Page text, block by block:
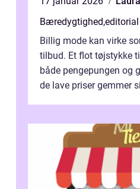
Bæredygtighed,editorial
Billig mode kan virke
tilbud. Et flot tøjstykke
både pengepungen og
de lave priser gemmer